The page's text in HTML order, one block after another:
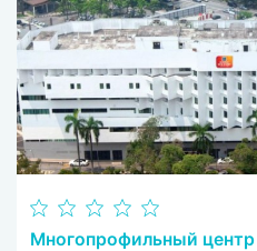
Многопрофильный